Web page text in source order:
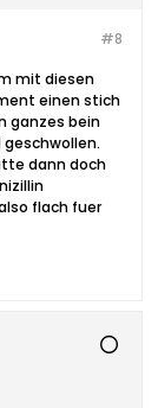
#8
mit diesen
einen stich
ganzes bein
dann doch
flach fuer